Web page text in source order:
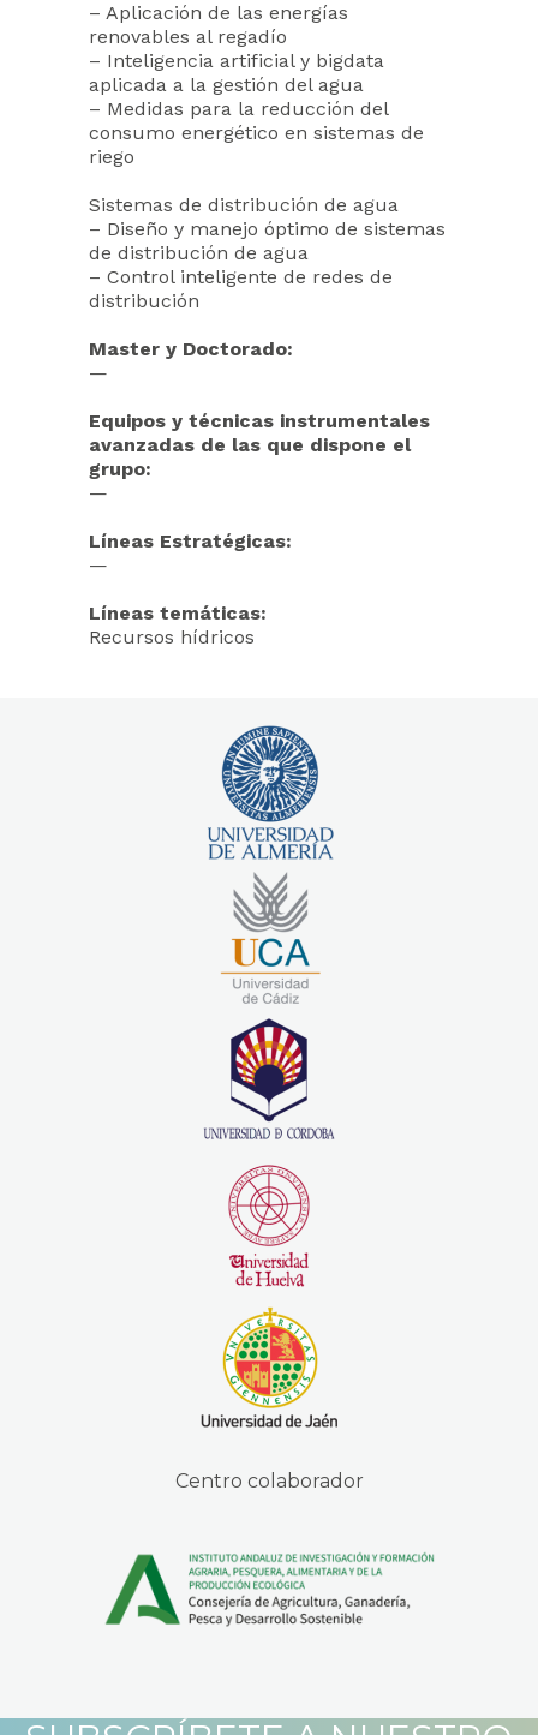
– Aplicación de las energías
renovables al regadío
– Inteligencia artificial y bigdata
aplicada a la gestión del agua
– Medidas para la reducción del
consumo energético en sistemas de
riego
Sistemas de distribución de agua
– Diseño y manejo óptimo de sistemas
de distribución de agua
– Control inteligente de redes de
distribución
Master y Doctorado:
—
Equipos y técnicas instrumentales
avanzadas de las que dispone el
grupo:
—
Líneas Estratégicas:
—
Líneas temáticas:
Recursos hídricos
Centro colaborador